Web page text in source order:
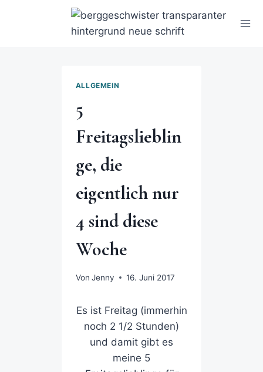
ALLGEMEIN
5
Freitagslieblin
ge, die
eigentlich nur
4 sind diese
Woche
Von Jenny 16. Juni 2017
Es ist Freitag (immerhin
noch 2 1/2 Stunden)
und damit gibt es
meine 5